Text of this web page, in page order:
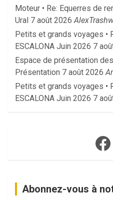
Moteur • Re: Equerres de
Ural 7 août 2026
Petits et grands voyages •
ESCALONA Juin 2026 7
Espace de présentation
Présentation 7 août 2026
Petits et grands voyages •
ESCALONA Juin 2026 7
Abonnez-vous à